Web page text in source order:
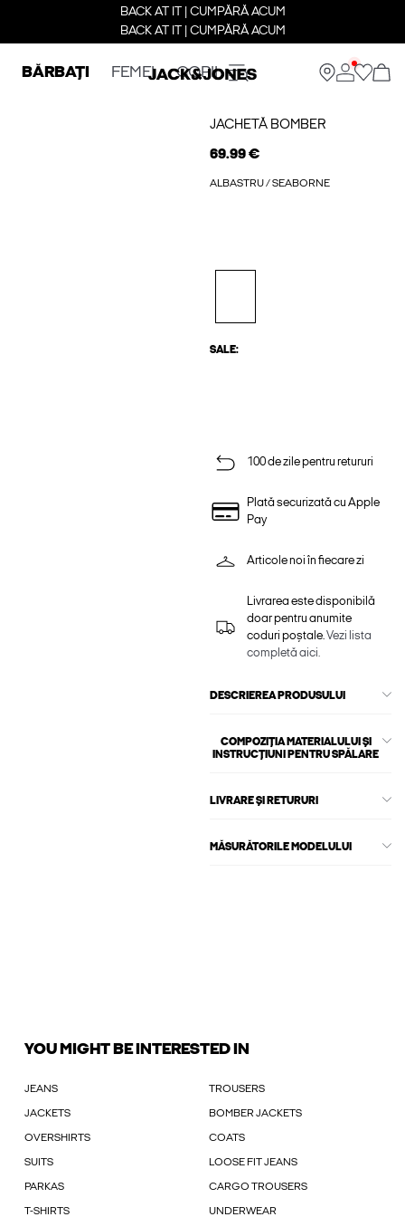
BACK AT IT | CUMPĂRĂ ACUM
BACK AT IT | CUMPĂRĂ ACUM
BĂRBAȚI FEMEI COPII
JACHETĂ BOMBER
69.99 €
ALBASTRU / SEABORNE
SALE:
100 de zile pentru retururi
Plată securizată cu Apple
Pay
Articole noi în fiecare zi
Livrarea este disponibilă
doar pentru anumite
coduri poștale.Vezi lista
completă aici.
DESCRIEREA PRODUSULUI
COMPOZIȚIA MATERIALULUI ȘI
INSTRUCȚIUNI PENTRU SPĂLARE
LIVRARE ȘI RETURURI
MĂSURĂTORILE MODELULUI
YOU MIGHT BE INTERESTED IN
JEANS TROUSERS
JACKETS BOMBER JACKETS
OVERSHIRTS COATS
SUITS LOOSE FIT JEANS
PARKAS CARGO TROUSERS
T-SHIRTS UNDERWEAR